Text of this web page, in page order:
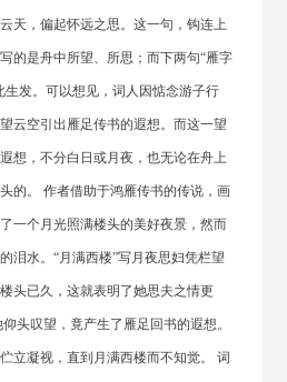
天，偏起怀远之思。这一句，钩连上
的是舟中所望、所思；而下两句“雁字
生发。可以想见，词人因惦念游子行
云空引出雁足传书的遐想。而这一望
想，不分白日或月夜，也无论在舟上
的。 作者借助于鸿雁传书的传说，画
一个月光照满楼头的美好夜景，然而
泪水。“月满西楼”写月夜思妇凭栏望
头已久，这就表明了她思夫之情更
头叹望，竟产生了雁足回书的遐想。
立凝视，直到月满西楼而不知觉。 词